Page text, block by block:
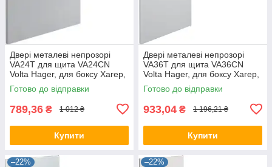
Двері металеві непрозорі
VA24T для щита VA24CN
Volta Hager, для боксу Хагер,
щит розподільний
Готово до відправки
789,36 ₴ 1 012 ₴
Купити
Двері металеві непрозорі
VA36T для щита VA36CN
Volta Hager, для боксу Хагер,
щит розподільний
Готово до відправки
933,04 ₴ 1 196,21 ₴
Купити
–22% –22%